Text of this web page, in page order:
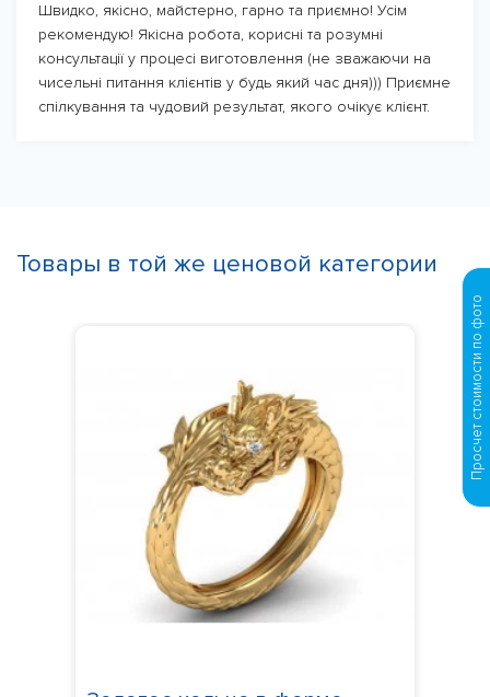
Швидко, якісно, майстерно, гарно та приємно! Усім
рекомендую! Якісна робота, корисні та розумні
консультації у процесі виготовлення (не зважаючи на
чисельні питання клієнтів у будь який час дня))) Приємне
спілкування та чудовий результат, якого очікує клієнт.
Товары в той же ценовой категории
Просчет стоимости по фото